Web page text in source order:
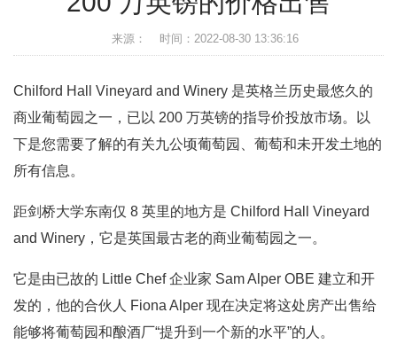
来源： 时间：2022-08-30 13:36:16
Chilford Hall Vineyard and Winery 是英格兰历史最悠久的
商业葡萄园之一，已以 200 万英镑的指导价投放市场。以
下是您需要了解的有关九公顷葡萄园、葡萄和未开发土地的
所有信息。
距剑桥大学东南仅 8 英里的地方是 Chilford Hall Vineyard
and Winery，它是英国最古老的商业葡萄园之一。
它是由已故的 Little Chef 企业家 Sam Alper OBE 建立和开
发的，他的合伙人 Fiona Alper 现在决定将这处房产出售给
能够将葡萄园和酿酒厂“提升到一个新的水平”的人。